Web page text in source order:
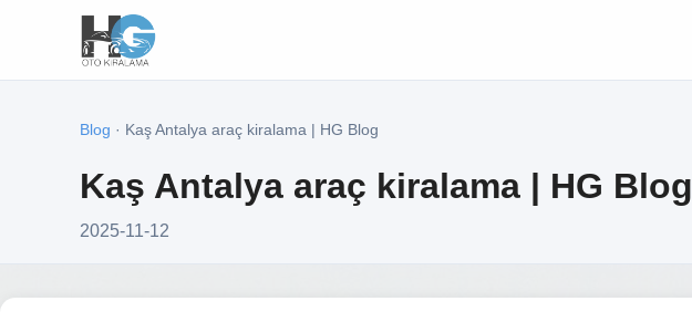
Blog · Kaş Antalya araç kiralama | HG Blog
Kaş Antalya araç kiralama | HG Blog
2025-11-12